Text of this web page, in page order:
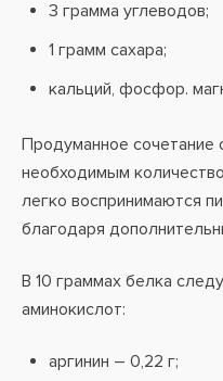
3 грамма углеводов;
1 грамм сахара;
кальций, фосфор.
Продуманное сочетание
необходимым
легко воспринимаются
благодаря
В 10 граммах белка
аминокислот:
аргинин – 0,22 г;